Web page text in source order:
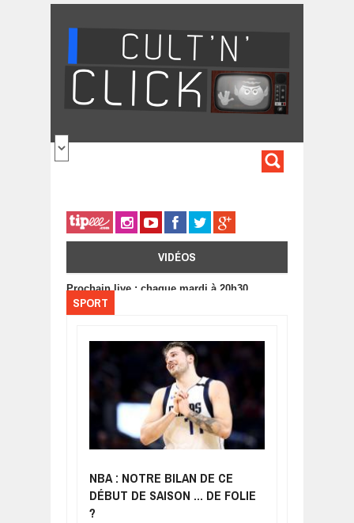
VIDÉOS
Prochain live : chaque mardi à 20h30
SPORT
NBA : NOTRE BILAN DE CE
DÉBUT DE SAISON ... DE FOLIE
?